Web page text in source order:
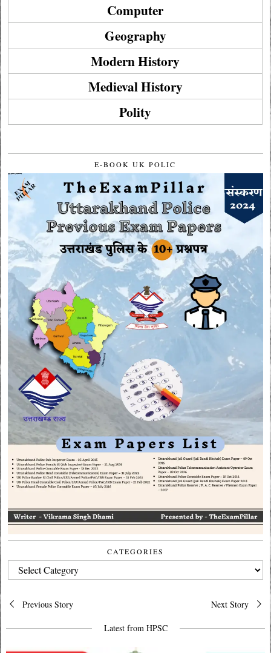
Computer
Geography
Modern History
Medieval History
Polity
E-BOOK UK POLIC
CATEGORIES
CATEGORIES
Post
navigation
Previous Story Next Story
Latest from HPSC